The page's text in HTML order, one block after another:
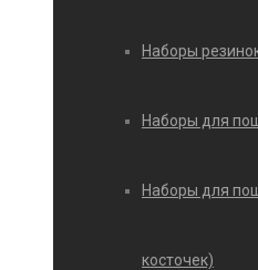
Наборы
Наборы для
Наборы для
косточек)